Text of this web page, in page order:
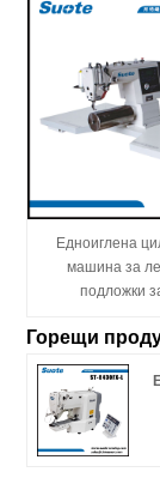
Едноиглена
машина за
подложки
Горещи